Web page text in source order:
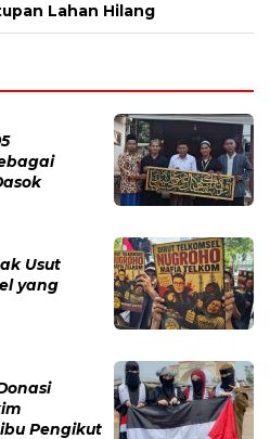
Lahan Hilang
Usut
yang
Pengikut